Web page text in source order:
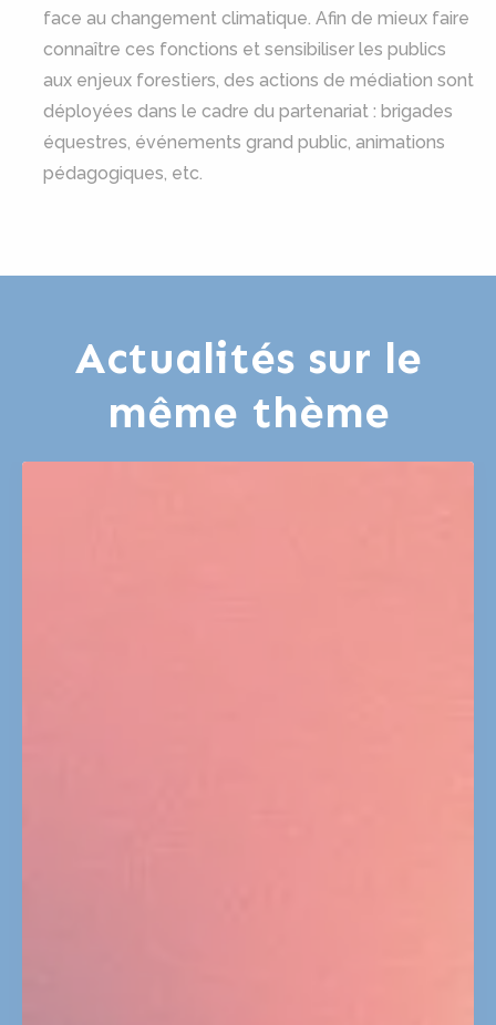
face au changement climatique. Afin de mieux faire
connaître ces fonctions et sensibiliser les publics
aux enjeux forestiers, des actions de médiation sont
déployées dans le cadre du partenariat : brigades
équestres, événements grand public, animations
pédagogiques, etc.
Actualités sur le
même thème